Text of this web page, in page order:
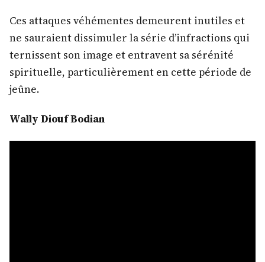
Ces attaques véhémentes demeurent inutiles et
ne sauraient dissimuler la série d’infractions qui
ternissent son image et entravent sa sérénité
spirituelle, particulièrement en cette période de
jeûne.
Wally Diouf Bodian